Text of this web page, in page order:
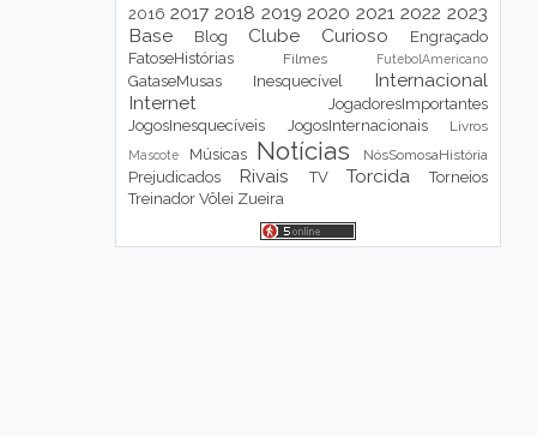
2016 2017 2018 2019 2020 2021 2022 2023
Base
Blog Clube Curioso
Engraçado
FatoseHistórias
Filmes FutebolAmericano
GataseMusas Inesquecível
Internacional
Internet
JogadoresImportantes
JogosInesquecíveis
JogosInternacionais Livros
Mascote Músicas Notícias NósSomosaHistória
Prejudicados Rivais TV Torcida
Torneios
Treinador Vôlei Zueira